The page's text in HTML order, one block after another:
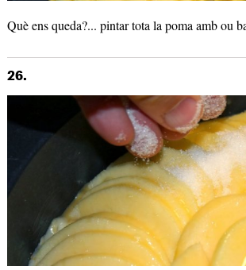
Què ens queda?... pintar tota la poma amb ou
26.